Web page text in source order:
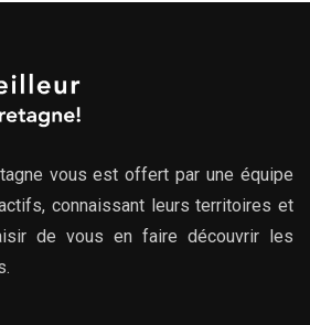
vous est offert par une équipe
connaissant leurs territoires et
de vous en faire découvrir les